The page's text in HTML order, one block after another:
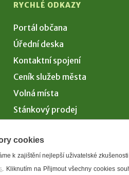
RYCHLÉ ODKAZY
Portál občana
Úřední deska
Kontaktní spojení
Ceník služeb města
Volná místa
Stánkový prodej
cookies
k zajištění nejlepší uživatelské
. Kliknutím na Přijmout všechny cookies